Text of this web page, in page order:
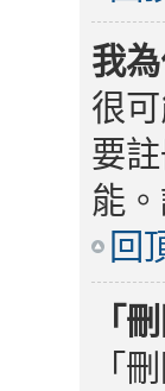
我
很
要
能
回
「
「